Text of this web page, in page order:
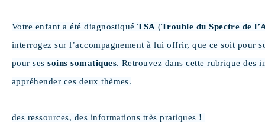
Votre enfant a été diagnostiqué TSA (Trouble du Spectre de
interrogez sur l’accompagnement à lui offrir, que ce soit pour
pour ses soins somatiques. Retrouvez dans cette rubrique des
appréhender ces deux thèmes.
des ressources, des informations très pratiques !